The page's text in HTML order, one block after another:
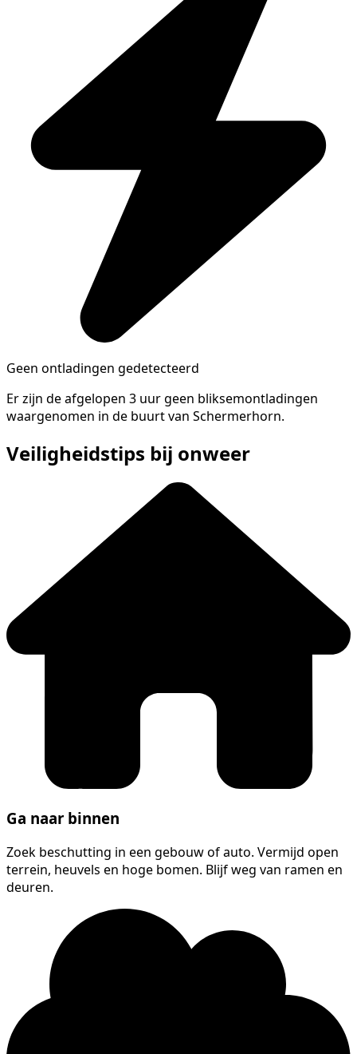
Geen ontladingen gedetecteerd
Er zijn de afgelopen 3 uur geen bliksemontladingen
waargenomen in de buurt van Schermerhorn.
Veiligheidstips bij onweer
Ga naar binnen
Zoek beschutting in een gebouw of auto. Vermijd open
terrein, heuvels en hoge bomen. Blijf weg van ramen en
deuren.